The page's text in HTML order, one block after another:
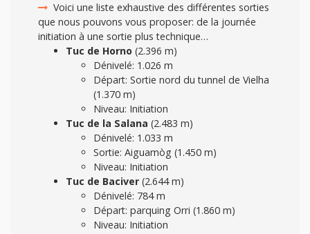
Voici une liste exhaustive des différentes sorties
que nous pouvons vous proposer: de la journée
initiation à une sortie plus technique…
Tuc de Horno (2.396 m)
Dénivelé: 1.026 m
Départ: Sortie nord du tunnel de Vielha
(1.370 m)
Niveau: Initiation
Tuc de la Salana (2.483 m)
Dénivelé: 1.033 m
Sortie: Aiguamòg (1.450 m)
Niveau: Initiation
Tuc de Baciver (2.644 m)
Dénivelé: 784 m
Départ: parquing Orri (1.860 m)
Niveau: Initiation